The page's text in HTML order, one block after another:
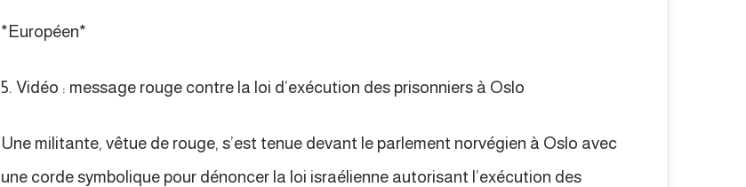
*Européen*
5. Vidéo : message rouge contre la loi d’exécution des prisonniers à Oslo
Une militante, vêtue de rouge, s’est tenue devant le parlement norvégien à Oslo avec
une corde symbolique pour dénoncer la loi israélienne autorisant l’exécution des